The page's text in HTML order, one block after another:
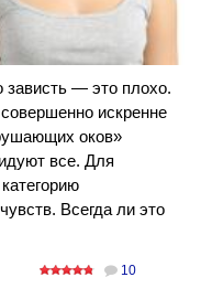
— это плохо.
искренне
оков»
все. Для
Всегда ли это
10